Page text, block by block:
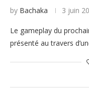
by Bachaka 3 juin
Le gameplay du
présenté au travers